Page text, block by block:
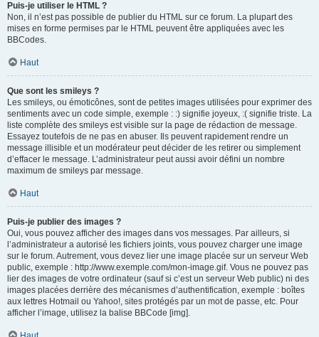
Puis-je utiliser le HTML ?
Non, il n’est pas possible de publier du HTML sur ce forum. La plupart des
mises en forme permises par le HTML peuvent être appliquées avec les
BBCodes.
Haut
Que sont les smileys ?
Les smileys, ou émoticônes, sont de petites images utilisées pour exprimer des
sentiments avec un code simple, exemple : :) signifie joyeux, :( signifie triste. La
liste complète des smileys est visible sur la page de rédaction de message.
Essayez toutefois de ne pas en abuser. Ils peuvent rapidement rendre un
message illisible et un modérateur peut décider de les retirer ou simplement
d’effacer le message. L’administrateur peut aussi avoir défini un nombre
maximum de smileys par message.
Haut
Puis-je publier des images ?
Oui, vous pouvez afficher des images dans vos messages. Par ailleurs, si
l’administrateur a autorisé les fichiers joints, vous pouvez charger une image
sur le forum. Autrement, vous devez lier une image placée sur un serveur Web
public, exemple : http://www.exemple.com/mon-image.gif. Vous ne pouvez pas
lier des images de votre ordinateur (sauf si c’est un serveur Web public) ni des
images placées derrière des mécanismes d’authentification, exemple : boîtes
aux lettres Hotmail ou Yahoo!, sites protégés par un mot de passe, etc. Pour
afficher l’image, utilisez la balise BBCode [img].